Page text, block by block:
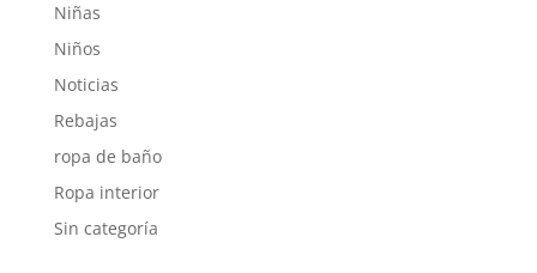
Niñas
Niños
Noticias
Rebajas
ropa de baño
Ropa interior
Sin categoría